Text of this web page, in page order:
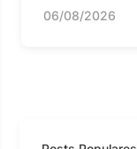
06/08/2026